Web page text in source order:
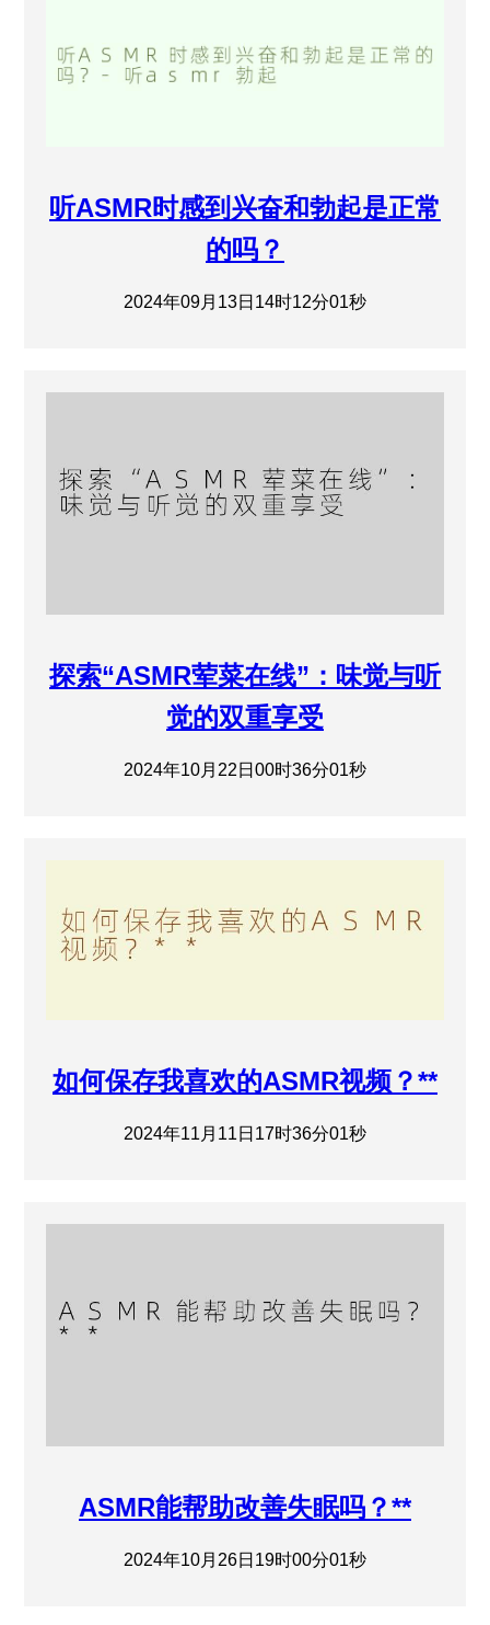
听ASMR时感到兴奋和勃起是正常
的吗？
2024年09月13日14时12分01秒
探索“ASMR荤菜在线”：味觉与听
觉的双重享受
2024年10月22日00时36分01秒
如何保存我喜欢的ASMR视频？**
2024年11月11日17时36分01秒
ASMR能帮助改善失眠吗？**
2024年10月26日19时00分01秒